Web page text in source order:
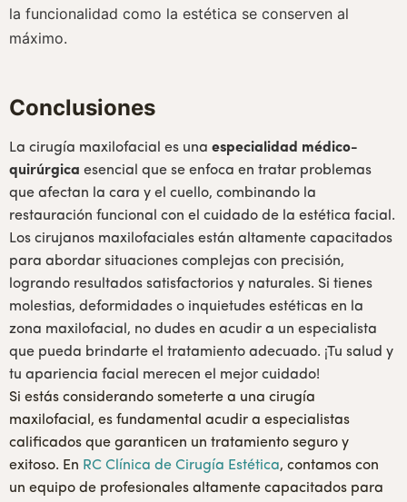
la funcionalidad como la estética se conserven al
máximo.
Conclusiones
La cirugía maxilofacial es una especialidad médico-
quirúrgica esencial que se enfoca en tratar problemas
que afectan la cara y el cuello, combinando la
restauración funcional con el cuidado de la estética facial.
Los cirujanos maxilofaciales están altamente capacitados
para abordar situaciones complejas con precisión,
logrando resultados satisfactorios y naturales. Si tienes
molestias, deformidades o inquietudes estéticas en la
zona maxilofacial, no dudes en acudir a un especialista
que pueda brindarte el tratamiento adecuado. ¡Tu salud y
tu apariencia facial merecen el mejor cuidado!
Si estás considerando someterte a una cirugía
maxilofacial, es fundamental acudir a especialistas
calificados que garanticen un tratamiento seguro y
exitoso. En RC Clínica de Cirugía Estética, contamos con
un equipo de profesionales altamente capacitados para